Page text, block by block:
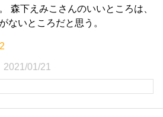
森下えみこさんのいいところは、
ないところだと思う。
2021/01/21